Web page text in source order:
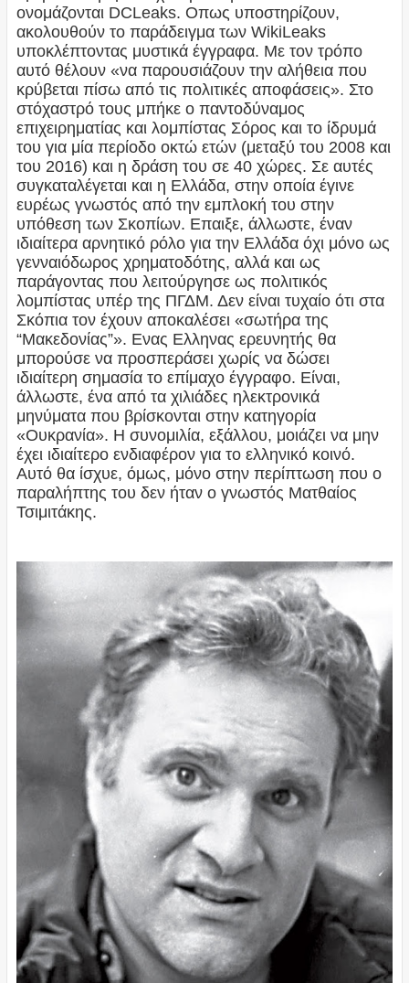
ονομάζονται DCLeaks. Οπως υποστηρίζουν,
ακολουθούν το παράδειγμα των WikiLeaks
υποκλέπτοντας μυστικά έγγραφα. Με τον τρόπο
αυτό θέλουν «να παρουσιάζουν την αλήθεια που
κρύβεται πίσω από τις πολιτικές αποφάσεις». Στο
στόχαστρό τους μπήκε ο παντοδύναμος
επιχειρηματίας και λομπίστας Σόρος και το ίδρυμά
του για μία περίοδο οκτώ ετών (μεταξύ του 2008 και
του 2016) και η δράση του σε 40 χώρες. Σε αυτές
συγκαταλέγεται και η Ελλάδα, στην οποία έγινε
ευρέως γνωστός από την εμπλοκή του στην
υπόθεση των Σκοπίων. Επαιξε, άλλωστε, έναν
ιδιαίτερα αρνητικό ρόλο για την Ελλάδα όχι μόνο ως
γενναιόδωρος χρηματοδότης, αλλά και ως
παράγοντας που λειτούργησε ως πολιτικός
λομπίστας υπέρ της ΠΓΔΜ. Δεν είναι τυχαίο ότι στα
Σκόπια τον έχουν αποκαλέσει «σωτήρα της
“Μακεδονίας”». Ενας Ελληνας ερευνητής θα
μπορούσε να προσπεράσει χωρίς να δώσει
ιδιαίτερη σημασία το επίμαχο έγγραφο. Είναι,
άλλωστε, ένα από τα χιλιάδες ηλεκτρονικά
μηνύματα που βρίσκονται στην κατηγορία
«Ουκρανία». Η συνομιλία, εξάλλου, μοιάζει να μην
έχει ιδιαίτερο ενδιαφέρον για το ελληνικό κοινό.
Αυτό θα ίσχυε, όμως, μόνο στην περίπτωση που ο
παραλήπτης του δεν ήταν ο γνωστός Ματθαίος
Τσιμιτάκης.